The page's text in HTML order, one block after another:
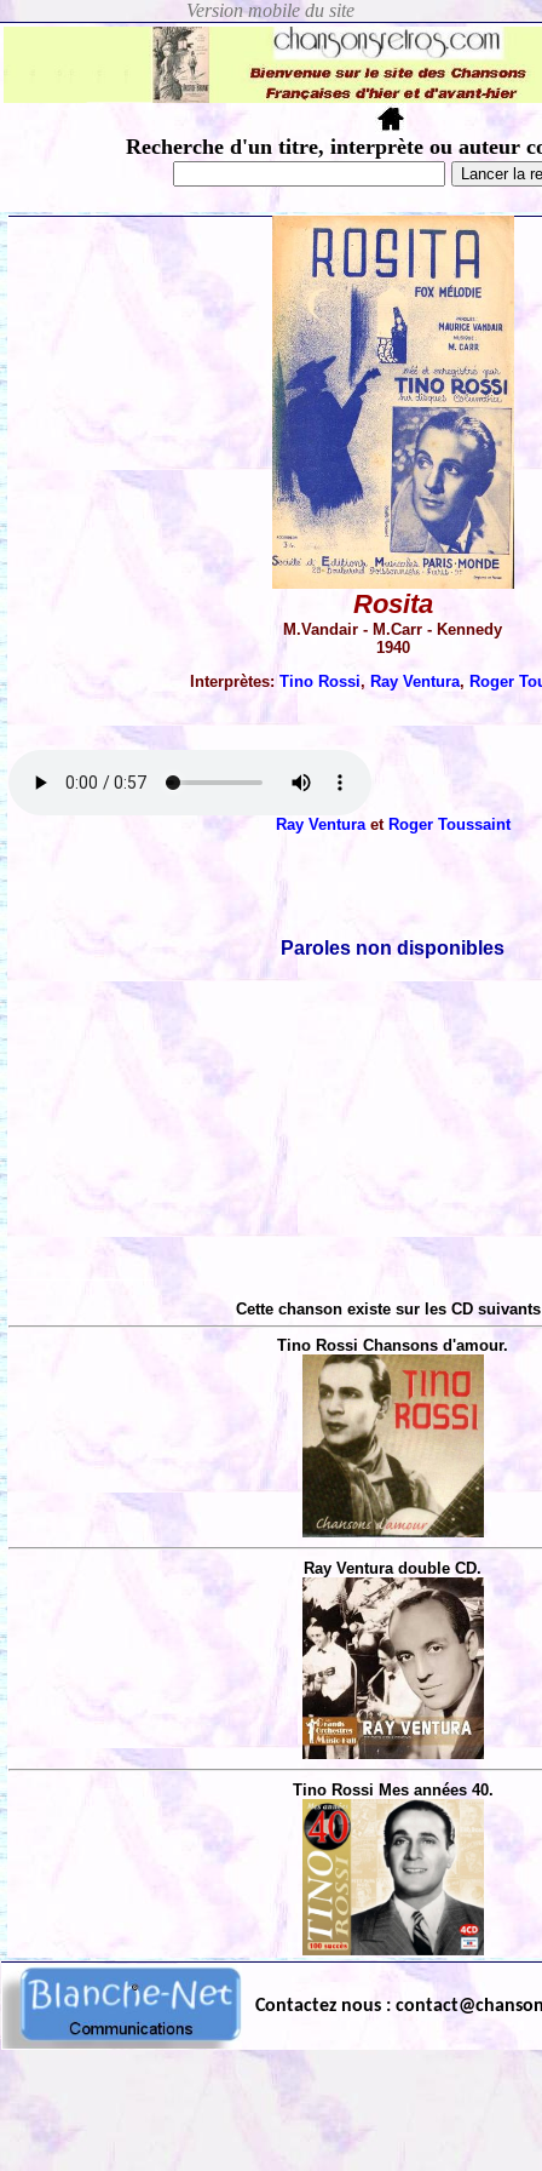
Recherche d'un titre, interprète ou auteur
Rosita
M.Vandair - M.Carr - Kennedy
1940
Interprètes: Tino Rossi, Ray Ventura, Roger
Ray Ventura et Roger Toussaint
Paroles non disponibles
Cette chanson existe sur les CD
Tino Rossi Chansons d'amour.
Ray Ventura double CD.
Tino Rossi Mes années 40.
Contactez nous :